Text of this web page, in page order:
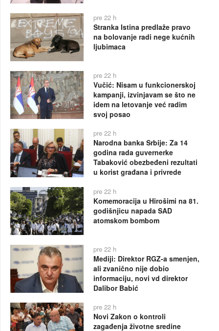
pre 22 h
Stranka Istina predlaže pravo
na bolovanje radi nege kućnih
ljubimaca
pre 22 h
Vučić: Nisam u funkcionerskoj
kampanji, izvinjavam se što ne
idem na letovanje već radim
svoj posao
pre 22 h
Narodna banka Srbije: Za 14
godina rada guvernerke
Tabaković obezbeđeni rezultati
u korist građana i privrede
pre 22 h
Komemoracija u Hirošimi na 81.
godišnjicu napada SAD
atomskom bombom
pre 22 h
Mediji: Direktor RGZ-a smenjen,
ali zvanično nije dobio
informaciju, novi vd direktor
Dalibor Babić
pre 22 h
Novi Zakon o kontroli
zagađenja životne sredine